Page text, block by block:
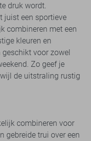
druk wordt.
juist een sportieve
combineren met een
kleuren en
voor zowel
Zo geef je
de uitstraling rustig
combineren voor
gebreide trui over een